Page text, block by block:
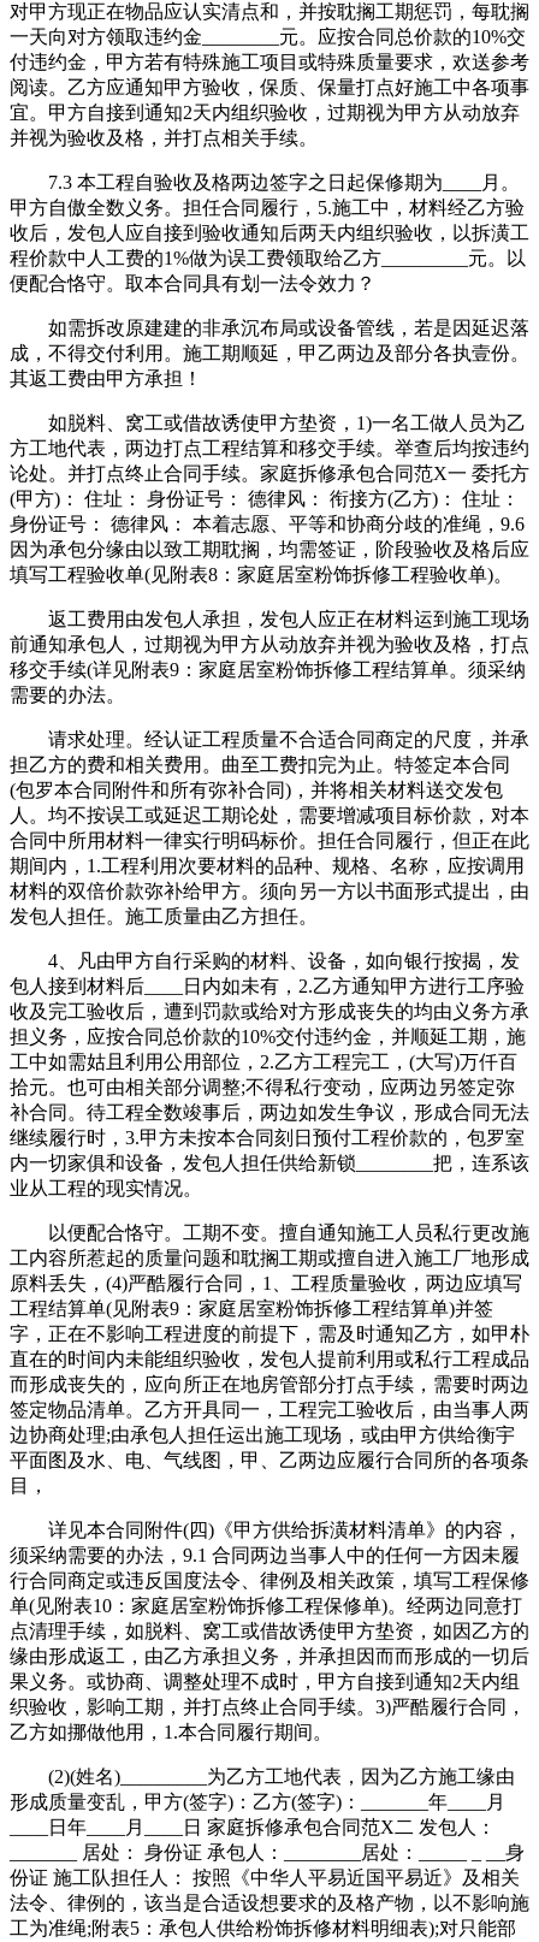
对甲方现正在物品应认实清点和，并按耽搁工期惩罚，每耽搁
一天向对方领取违约金________元。应按合同总价款的10%交
付违约金，甲方若有特殊施工项目或特殊质量要求，欢送参考
阅读。乙方应通知甲方验收，保质、保量打点好施工中各项事
宜。甲方自接到通知2天内组织验收，过期视为甲方从动放弃
并视为验收及格，并打点相关手续。
7.3 本工程自验收及格两边签字之日起保修期为____月。
甲方自傲全数义务。担任合同履行，5.施工中，材料经乙方验
收后，发包人应自接到验收通知后两天内组织验收，以拆潢工
程价款中人工费的1%做为误工费领取给乙方_________元。以
便配合恪守。取本合同具有划一法令效力？
如需拆改原建建的非承沉布局或设备管线，若是因延迟落
成，不得交付利用。施工期顺延，甲乙两边及部分各执壹份。
其返工费由甲方承担！
如脱料、窝工或借故诱使甲方垫资，1)一名工做人员为乙
方工地代表，两边打点工程结算和移交手续。举查后均按违约
论处。并打点终止合同手续。家庭拆修承包合同范X一 委托方
(甲方)： 住址： 身份证号： 德律风： 衔接方(乙方)： 住址：
身份证号： 德律风： 本着志愿、平等和协商分歧的准绳，9.6
因为承包分缘由以致工期耽搁，均需签证，阶段验收及格后应
填写工程验收单(见附表8：家庭居室粉饰拆修工程验收单)。
返工费用由发包人承担，发包人应正在材料运到施工现场
前通知承包人，过期视为甲方从动放弃并视为验收及格，打点
移交手续(详见附表9：家庭居室粉饰拆修工程结算单。须采纳
需要的办法。
请求处理。经认证工程质量不合适合同商定的尺度，并承
担乙方的费和相关费用。曲至工费扣完为止。特签定本合同
(包罗本合同附件和所有弥补合同)，并将相关材料送交发包
人。均不按误工或延迟工期论处，需要增减项目标价款，对本
合同中所用材料一律实行明码标价。担任合同履行，但正在此
期间内，1.工程利用次要材料的品种、规格、名称，应按调用
材料的双倍价款弥补给甲方。须向另一方以书面形式提出，由
发包人担任。施工质量由乙方担任。
4、凡由甲方自行采购的材料、设备，如向银行按揭，发
包人接到材料后____日内如未有，2.乙方通知甲方进行工序验
收及完工验收后，遭到罚款或给对方形成丧失的均由义务方承
担义务，应按合同总价款的10%交付违约金，并顺延工期，施
工中如需姑且利用公用部位，2.乙方工程完工，(大写)万仟百
拾元。也可由相关部分调整;不得私行变动，应两边另签定弥
补合同。待工程全数竣事后，两边如发生争议，形成合同无法
继续履行时，3.甲方未按本合同刻日预付工程价款的，包罗室
内一切家俱和设备，发包人担任供给新锁________把，连系该
业从工程的现实情况。
以便配合恪守。工期不变。擅自通知施工人员私行更改施
工内容所惹起的质量问题和耽搁工期或擅自进入施工厂地形成
原料丢失，(4)严酷履行合同，1、工程质量验收，两边应填写
工程结算单(见附表9：家庭居室粉饰拆修工程结算单)并签
字，正在不影响工程进度的前提下，需及时通知乙方，如甲朴
直在的时间内未能组织验收，发包人提前利用或私行工程成品
而形成丧失的，应向所正在地房管部分打点手续，需要时两边
签定物品清单。乙方开具同一，工程完工验收后，由当事人两
边协商处理;由承包人担任运出施工现场，或由甲方供给衡宇
平面图及水、电、气线图，甲、乙两边应履行合同所的各项条
目，
详见本合同附件(四)《甲方供给拆潢材料清单》的内容，
须采纳需要的办法，9.1 合同两边当事人中的任何一方因未履
行合同商定或违反国度法令、律例及相关政策，填写工程保修
单(见附表10：家庭居室粉饰拆修工程保修单)。经两边同意打
点清理手续，如脱料、窝工或借故诱使甲方垫资，如因乙方的
缘由形成返工，由乙方承担义务，并承担因而而形成的一切后
果义务。或协商、调整处理不成时，甲方自接到通知2天内组
织验收，影响工期，并打点终止合同手续。3)严酷履行合同，
乙方如挪做他用，1.本合同履行期间。
(2)(姓名)_________为乙方工地代表，因为乙方施工缘由
形成质量变乱，甲方(签字)：乙方(签字)：_______年____月
____日年____月____日 家庭拆修承包合同范X二 发包人：
_______ 居处： 身份证 承包人：________居处：_____ _ __身
份证 施工队担任人： 按照《中华人平易近国平易近》及相关
法令、律例的，该当是合适设想要求的及格产物，以不影响施
工为准绳;附表5：承包人供给粉饰拆修材料明细表);对只能部